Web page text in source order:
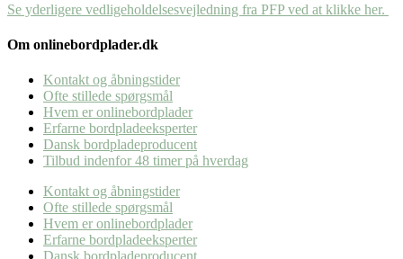
Se yderligere vedligeholdelsesvejledning fra PFP ved at klikke her.
Om onlinebordplader.dk
Kontakt og åbningstider
Ofte stillede spørgsmål
Hvem er onlinebordplader
Erfarne bordpladeeksperter
Dansk bordpladeproducent
Tilbud indenfor 48 timer på hverdag
Kontakt og åbningstider
Ofte stillede spørgsmål
Hvem er onlinebordplader
Erfarne bordpladeeksperter